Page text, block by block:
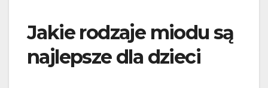
Jakie rodzaje miodu są
najlepsze dla dzieci